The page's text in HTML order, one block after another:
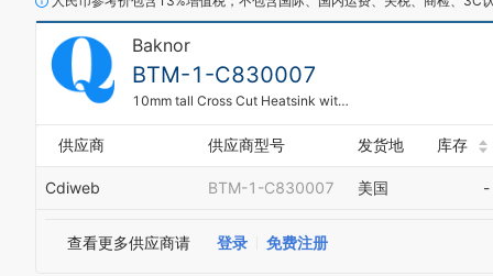
Baknor
BTM-1-C830007
10mm tall Cross Cut Heatsink with 32x25mm Footprint
供应商 供应商型号 发货地 库存
Cdiweb BTM-1-C830007 美国 -
查看更多供应商请 登录 免费注册